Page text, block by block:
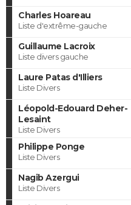
Charles Hoareau
Liste d'extrême-gauche
Guillaume Lacroix
Liste divers gauche
Laure Patas d'Illiers
Liste Divers
Léopold-Edouard Deher-
Lesaint
Liste Divers
Philippe Ponge
Liste Divers
Nagib Azergui
Liste Divers